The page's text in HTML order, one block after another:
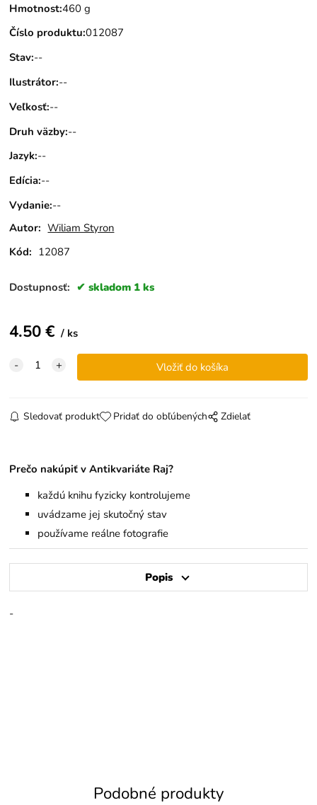
Hmotnost:460 g
Číslo produktu:012087
Stav:--
Ilustrátor:--
Veľkosť:--
Druh väzby:--
Jazyk:--
Edícia:--
Vydanie:--
Autor: Wiliam Styron
Kód: 12087
Dostupnosť: skladom 1 ks
4.50€ ks
Sledovať produkt Pridať do obľúbených Zdielať
Prečo nakúpiť v Antikvariáte Raj?
každú knihu fyzicky kontrolujeme
uvádzame jej skutočný stav
používame reálne fotografie
Popis
-
Podobné produkty